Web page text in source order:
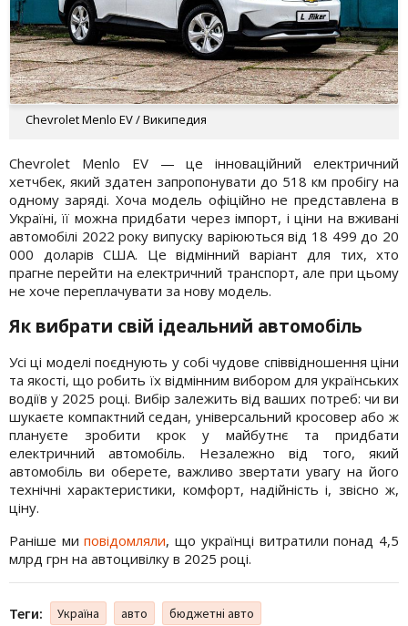
Chevrolet Menlo EV / Википедия
Chevrolet Menlo EV — це інноваційний електричний
хетчбек, який здатен запропонувати до 518 км пробігу на
одному заряді. Хоча модель офіційно не представлена в
Україні, її можна придбати через імпорт, і ціни на вживані
автомобілі 2022 року випуску варіюються від 18 499 до 20
000 доларів США. Це відмінний варіант для тих, хто
прагне перейти на електричний транспорт, але при цьому
не хоче переплачувати за нову модель.
Як вибрати свій ідеальний автомобіль
Усі ці моделі поєднують у собі чудове співвідношення ціни
та якості, що робить їх відмінним вибором для українських
водіїв у 2025 році. Вибір залежить від ваших потреб: чи ви
шукаєте компактний седан, універсальний кросовер або ж
плануєте зробити крок у майбутнє та придбати
електричний автомобіль. Незалежно від того, який
автомобіль ви оберете, важливо звертати увагу на його
технічні характеристики, комфорт, надійність і, звісно ж,
ціну.
Раніше миповідомляли, що українці витратили понад 4,5
млрд грн на автоцивілку в 2025 році.
Теги: Україна авто бюджетні авто